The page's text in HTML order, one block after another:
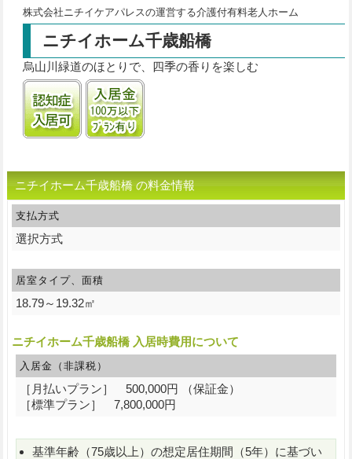
株式会社ニチイケアパレスの運営する介護付有料老人ホーム
ニチイホーム千歳船橋
烏山川緑道のほとりで、四季の香りを楽しむ
認知症受け入れ可入居金100万円以下プランあり
ニチイホーム千歳船橋 の料金情報
支払方式
選択方式
居室タイプ、面積
18.79～19.32㎡
ニチイホーム千歳船橋 入居時費用について
入居金（非課税）
［月払いプラン］ 500,000円 （保証金）
［標準プラン］ 7,800,000円
基準年齢（75歳以上）の想定居住期間（5年）に基づい